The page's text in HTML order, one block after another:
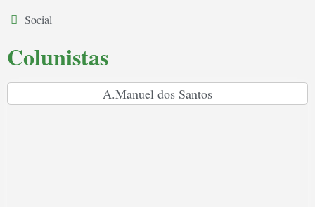
Social
Colunistas
A.Manuel dos Santos